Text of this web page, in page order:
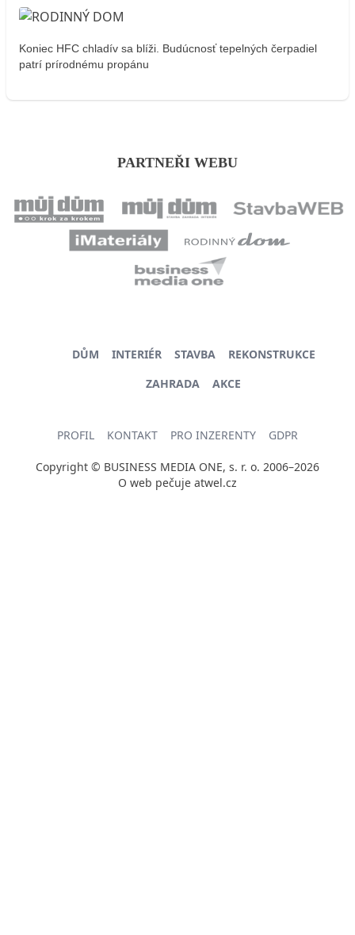
Koniec HFC chladív sa blíži. Budúcnosť tepelných čerpadiel
patrí prírodnému propánu
PARTNEŘI WEBU
DŮM INTERIÉR STAVBA
REKONSTRUKCE
ZAHRADA
AKCE
PROFIL KONTAKT PRO INZERENTY GDPR
Copyright © BUSINESS MEDIA ONE, s. r. o. 2006–2026